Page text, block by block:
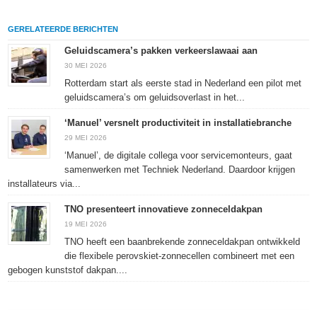
Facebook
(Wordt
een
nieuw
venster
geopend)
delen
(Wordt
een
venster
Twitter
(Wordt
een
venster
nieuw
venster
GERELATEERDE BERICHTEN
Geluidscamera’s pakken verkeerslawaai aan
30 MEI 2026
Rotterdam start als eerste stad in Nederland een pilot met
geluidscamera’s om geluidsoverlast in het...
‘Manuel’ versnelt productiviteit in installatiebranche
29 MEI 2026
‘Manuel’, de digitale collega voor servicemonteurs, gaat
samenwerken met Techniek Nederland. Daardoor krijgen
installateurs via...
TNO presenteert innovatieve zonneceldakpan
19 MEI 2026
TNO heeft een baanbrekende zonneceldakpan ontwikkeld
die flexibele perovskiet-zonnecellen combineert met een
gebogen kunststof dakpan....